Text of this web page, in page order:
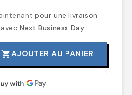
pour une livraison
avecNext Business Day
shopping_cartAJOUTER AU PANIER